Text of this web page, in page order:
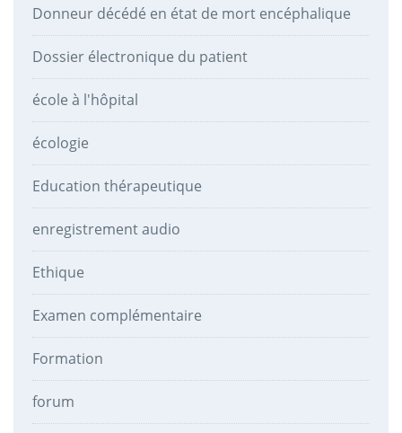
Donneur décédé en état de mort encéphalique
Dossier électronique du patient
école à l'hôpital
écologie
Education thérapeutique
enregistrement audio
Ethique
Examen complémentaire
Formation
forum